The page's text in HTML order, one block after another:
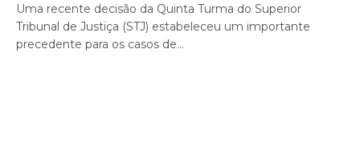
Uma recente decisão da Quinta Turma do Superior
Tribunal de Justiça (STJ) estabeleceu um importante
precedente para os casos de…